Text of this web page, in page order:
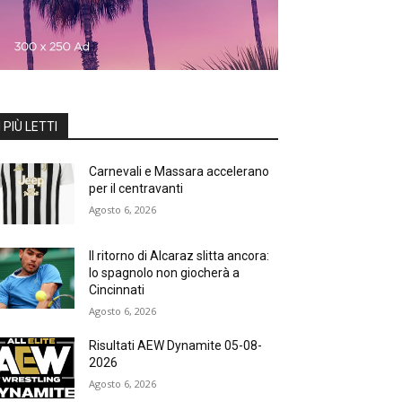
PIÙ LETTI
Carnevali e Massara accelerano
per il centravanti
Agosto 6, 2026
Il ritorno di Alcaraz slitta ancora:
lo spagnolo non giocherà a
Cincinnati
Agosto 6, 2026
Risultati AEW Dynamite 05-08-
2026
Agosto 6, 2026